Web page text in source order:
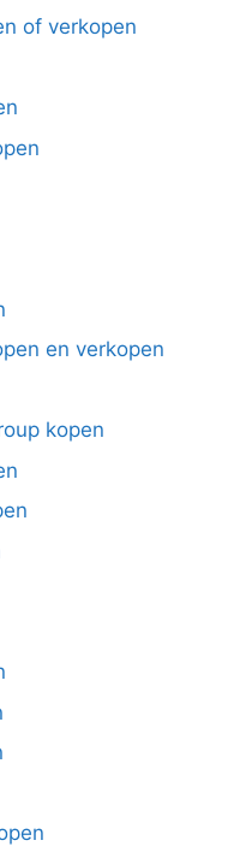
of verkopen
en verkopen
kopen